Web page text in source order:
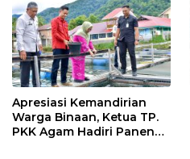
Apresiasi Kemandirian
Warga Binaan, Ketua TP.
PKK Agam Hadiri Panen